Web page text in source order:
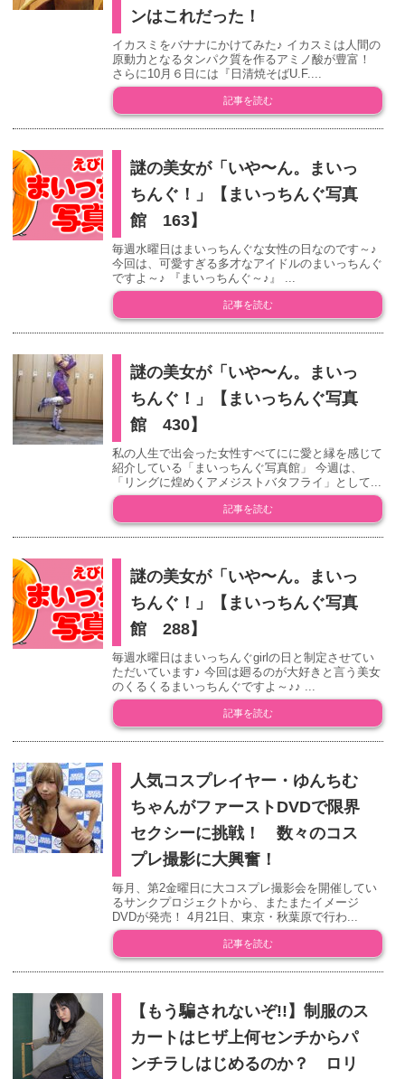
ンはこれだった！
イカスミをバナナにかけてみた♪ イカスミは人間の
原動力となるタンパク質を作るアミノ酸が豊富！
さらに10月６日には『日清焼そばU.F....
記事を読む
謎の美女が「いや〜ん。まいっ
ちんぐ！」【まいっちんぐ写真
館 163】
毎週水曜日はまいっちんぐな女性の日なのです～♪
今回は、可愛すぎる多才なアイドルのまいっちんぐ
ですよ～♪ 『まいっちんぐ～♪』 ...
記事を読む
謎の美女が「いや〜ん。まいっ
ちんぐ！」【まいっちんぐ写真
館 430】
私の人生で出会った女性すべてにに愛と縁を感じて
紹介している「まいっちんぐ写真館」 今週は、
「リングに煌めくアメジストバタフライ」として...
記事を読む
謎の美女が「いや〜ん。まいっ
ちんぐ！」【まいっちんぐ写真
館 288】
毎週水曜日はまいっちんぐgirlの日と制定させてい
ただいています♪ 今回は廻るのが大好きと言う美女
のくるくるまいっちんぐですよ～♪♪ ...
記事を読む
人気コスプレイヤー・ゆんちむ
ちゃんがファーストDVDで限界
セクシーに挑戦！ 数々のコス
プレ撮影に大興奮！
毎月、第2金曜日に大コスプレ撮影会を開催してい
るサンクプロジェクトから、またまたイメージ
DVDが発売！ 4月21日、東京・秋葉原で行わ...
記事を読む
【もう騙されないぞ!!】制服のス
カートはヒザ上何センチからパ
ンチラしはじめるのか？ ロリ